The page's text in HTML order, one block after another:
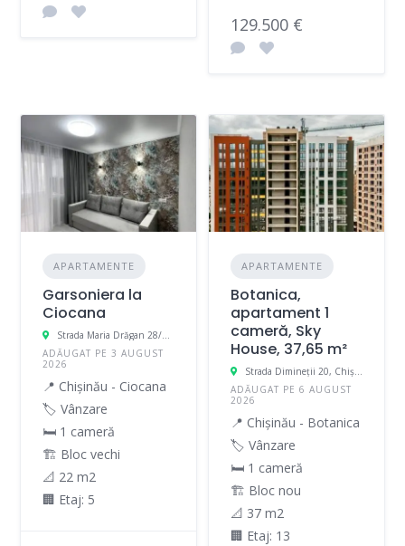
129.500 €
APARTAMENTE
Garsoniera la
Ciocana
Strada Maria Drăgan 28/2, Chișinău, Moldova
ADĂUGAT PE 3 AUGUST
2026
📍 Chișinău - Ciocana
🏷️ Vânzare
🛏 1 cameră
🏗️ Bloc vechi
📐 22 m2
🏢 Etaj: 5
APARTAMENTE
Botanica,
apartament 1
cameră, Sky
House, 37,65 m²
Strada Dimineții 20, Chișinău, Moldova
ADĂUGAT PE 6 AUGUST
2026
📍 Chișinău - Botanica
🏷️ Vânzare
🛏 1 cameră
🏗️ Bloc nou
📐 37 m2
🏢 Etaj: 13